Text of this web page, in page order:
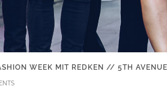
WEEK MIT REDKEN // 5TH